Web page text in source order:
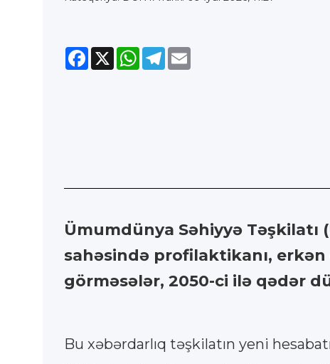
Facebook
X WhatsApp
Telegram
Ümumdünya Səhiyyə
sahəsində profilaktikanı,
görməsələr, 2050-ci ilə qədər
Bu xəbərdarlıq təşkilatın yeni